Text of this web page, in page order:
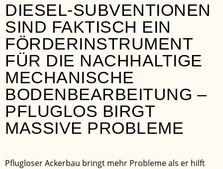
DIESEL-SUBVENTIONEN
SIND FAKTISCH EIN
FÖRDERINSTRUMENT
FÜR DIE NACHHALTIGE
MECHANISCHE
BODENBEARBEITUNG –
PFLUGLOS BIRGT
MASSIVE PROBLEME
Pflugloser Ackerbau bringt mehr Probleme als er hilft